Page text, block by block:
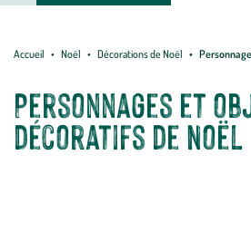
botanic®
Accueil Noël Décorations de Noël
Personnages et
décoratifs de Noël